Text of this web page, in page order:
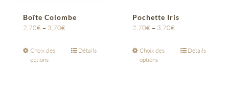
Boîte Colombe
2,70€ – 3,70€
Choix des
options
Détails
Pochette Iris
2,70€ – 3,70€
Choix des
options
Détails